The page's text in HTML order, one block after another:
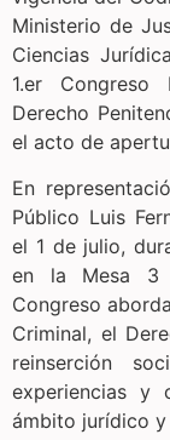
Ministerio de
Ciencias
1.er Congreso
Derecho
el acto de
En
Público Luis
el 1 de julio,
en la Mesa 3
Congreso
Criminal, el
reinserción
experiencias y
ámbito jurídico